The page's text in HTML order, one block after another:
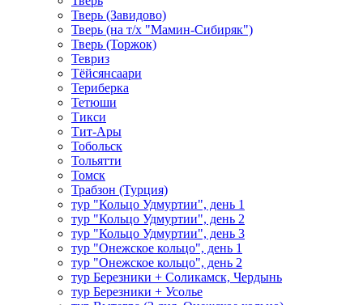
Тверь (Завидово)
Тверь (на т/х "Мамин-Сибиряк")
Тверь (Торжок)
Тевриз
Тёйсянсаари
Териберка
Тетюши
Тикси
Тит-Ары
Тобольск
Тольятти
Томск
Трабзон (Турция)
тур "Кольцо Удмуртии", день 1
тур "Кольцо Удмуртии", день 2
тур "Кольцо Удмуртии", день 3
тур "Онежское кольцо", день 1
тур "Онежское кольцо", день 2
тур Березники + Соликамск, Чердынь
тур Березники + Усолье